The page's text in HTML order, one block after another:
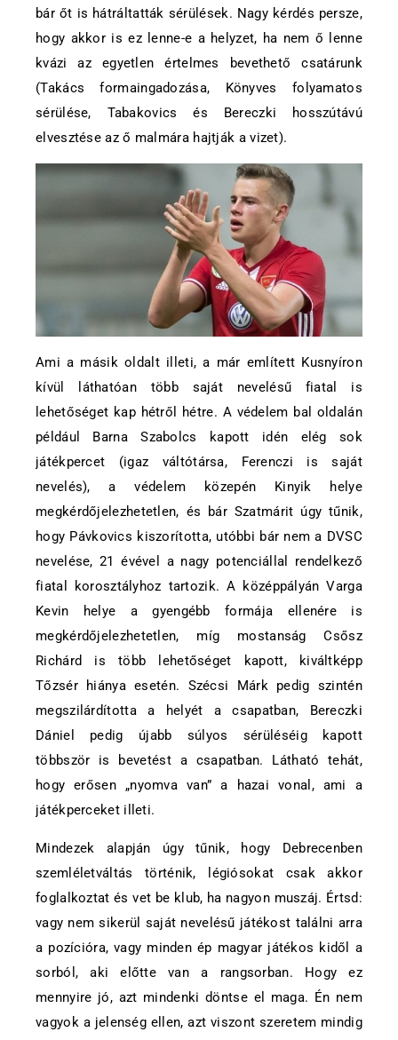
bár őt is hátráltatták sérülések. Nagy kérdés persze,
hogy akkor is ez lenne-e a helyzet, ha nem ő lenne
kvázi az egyetlen értelmes bevethető csatárunk
(Takács formaingadozása, Könyves folyamatos
sérülése, Tabakovics és Bereczki hosszútávú
elvesztése az ő malmára hajtják a vizet).
Ami a másik oldalt illeti, a már említett Kusnyíron
kívül láthatóan több saját nevelésű fiatal is
lehetőséget kap hétről hétre. A védelem bal oldalán
például Barna Szabolcs kapott idén elég sok
játékpercet (igaz váltótársa, Ferenczi is saját
nevelés), a védelem közepén Kinyik helye
megkérdőjelezhetetlen, és bár Szatmárit úgy tűnik,
hogy Pávkovics kiszorította, utóbbi bár nem a DVSC
nevelése, 21 évével a nagy potenciállal rendelkező
fiatal korosztályhoz tartozik. A középpályán Varga
Kevin helye a gyengébb formája ellenére is
megkérdőjelezhetetlen, míg mostanság Csősz
Richárd is több lehetőséget kapott, kiváltképp
Tőzsér hiánya esetén. Szécsi Márk pedig szintén
megszilárdította a helyét a csapatban, Bereczki
Dániel pedig újabb súlyos sérüléséig kapott
többször is bevetést a csapatban. Látható tehát,
hogy erősen „nyomva van” a hazai vonal, ami a
játékperceket illeti.
Mindezek alapján úgy tűnik, hogy Debrecenben
szemléletváltás történik, légiósokat csak akkor
foglalkoztat és vet be klub, ha nagyon muszáj. Értsd:
vagy nem sikerül saját nevelésű játékost találni arra
a pozícióra, vagy minden ép magyar játékos kidől a
sorból, aki előtte van a rangsorban. Hogy ez
mennyire jó, azt mindenki döntse el maga. Én nem
vagyok a jelenség ellen, azt viszont szeretem mindig